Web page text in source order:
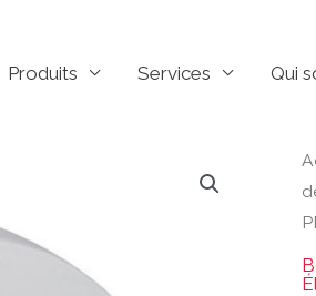
Produits Services Qui